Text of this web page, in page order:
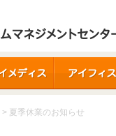
> 夏季休業のお知らせ